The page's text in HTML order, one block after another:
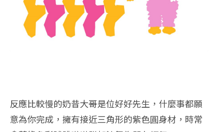
反應比較慢的奶昔大哥是位好好先生，什麼事都願
意為你完成， 擁有接近三角形的紫色圓身材， 時常